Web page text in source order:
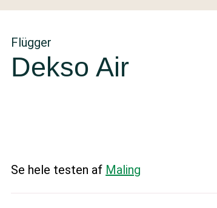
Flügger
Dekso Air
Se hele testen af Maling